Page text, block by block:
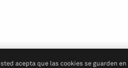
acepta que las cookies se guarden